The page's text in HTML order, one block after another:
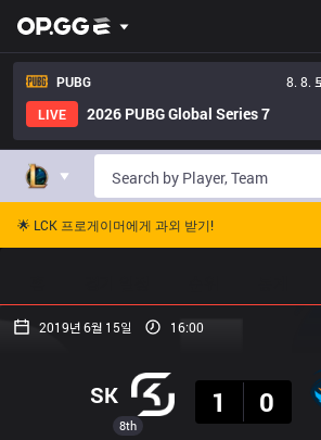
PUBG
8. 8.
LIVE
2026 PUBG Global Series 7
🌟 LCK 프로게이머에게 과외 받기!
2019년 6월 15일 16:00
8th
SK
1
0